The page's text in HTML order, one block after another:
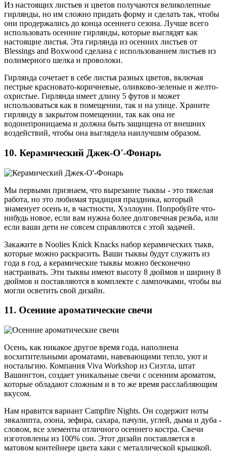
Из настоящих листьев и цветов получаются великолепные
гирлянды, но им сложно придать форму и сделать так, чтобы
они продержались до конца осеннего сезона. Лучше всего
использовать осенние гирлянды, которые выглядят как
настоящие листья. Эта гирлянда из осенних листьев от
Blessings and Boxwood сделана с использованием листьев из
полимерного шелка и проволоки.
Гирлянда сочетает в себе листья разных цветов, включая
пестрые красновато-коричневые, оливково-зеленые и желто-
охристые. Гирлянда имеет длину 5 футов и может
использоваться как в помещении, так и на улице. Храните
гирлянду в закрытом помещении, так как она не
водонепроницаема и должна быть защищена от внешних
воздействий, чтобы она выглядела наилучшим образом.
10. Керамический Джек-О'-Фонарь
Мы первыми признаем, что вырезание тыквы - это тяжелая
работа, но это любимая традиция праздника, который
знаменует осень и, в частности, Хэллоуин. Попробуйте что-
нибудь новое, если вам нужна более долговечная резьба, или
если ваши дети не совсем справляются с этой задачей.
Закажите в Noolies Knick Knacks набор керамических тыкв,
которые можно раскрасить. Ваши тыквы будут служить из
года в год, а керамические тыквы можно бесконечно
настраивать. Эти тыквы имеют высоту 8 дюймов и ширину 8
дюймов и поставляются в комплекте с лампочками, чтобы вы
могли осветить свой дизайн.
11. Осенние ароматические свечи
Осень, как никакое другое время года, наполнена
восхитительными ароматами, навевающими тепло, уют и
ностальгию. Компания Viva Workshop из Сиэтла, штат
Вашингтон, создает уникальные свечи с осенним ароматом,
которые обладают сложным и в то же время расслабляющим
вкусом.
Нам нравится вариант Campfire Nights. Он содержит ноты
эвкалипта, озона, зефира, сахара, пачули, углей, дыма и дуба -
словом, все элементы отличного осеннего костра. Свечи
изготовлены из 100% сои. Этот дизайн поставляется в
матовом контейнере цвета хаки с металлической крышкой.